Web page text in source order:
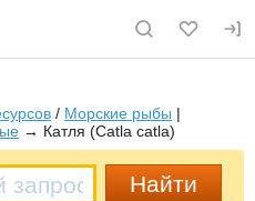
сайту fishretail.ru
/ Морские рыбы |
→ Катля (Catla catla)